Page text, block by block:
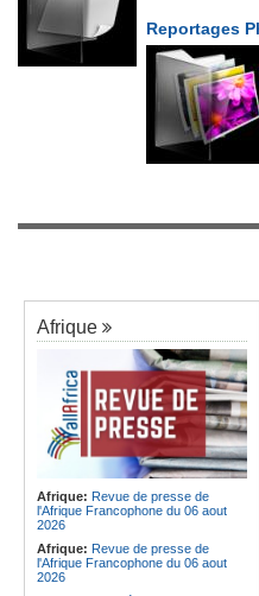
Reportages
Afrique
Afrique: Revue de presse de
l'Afrique Francophone du 06 aout
2026
Afrique: Revue de presse de
l'Afrique Francophone du 06 aout
2026